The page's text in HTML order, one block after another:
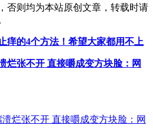
否则均为本站原创文章，转载时请
痒的4个方法！希望大家都用不上
烂张不开 直接嚼成变方块脸：网